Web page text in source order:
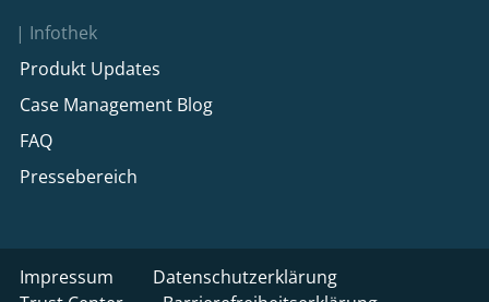
Infothek
Produkt Updates
Case Management Blog
FAQ
Pressebereich
Impressum
Datenschutzerklärung